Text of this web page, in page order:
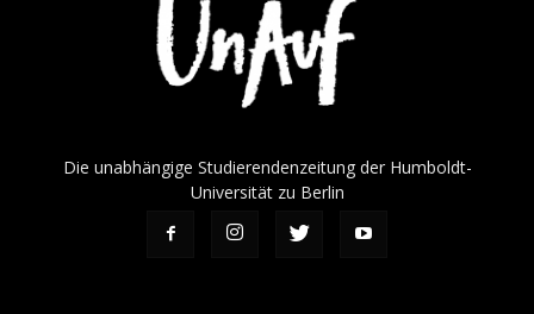
Die unabhängige Studierendenzeitung der Humboldt-
Universität zu Berlin